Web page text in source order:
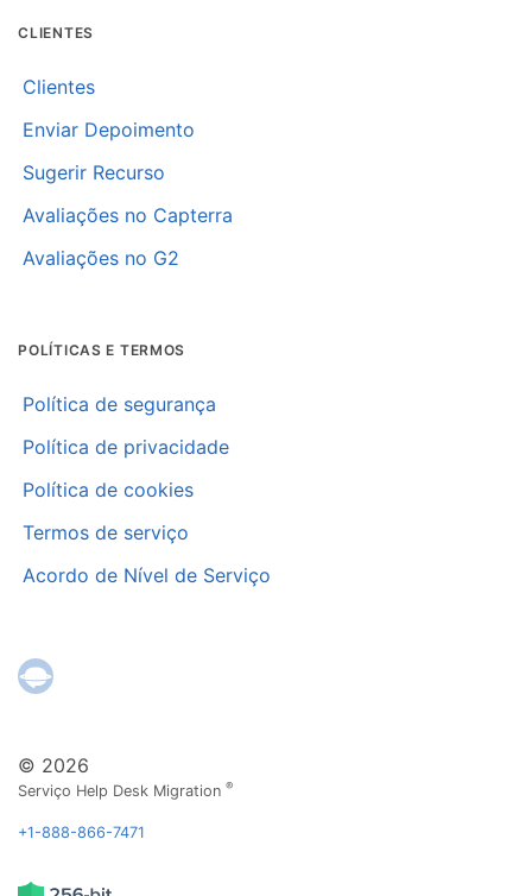
© 2026
Serviço Help Desk Migration®
+1-888-866-7471
CLIENTES
Clientes
Enviar Depoimento
Sugerir Recurso
Avaliações no Capterra
Avaliações no G2
POLÍTICAS E TERMOS
Política de segurança
Política de privacidade
Política de cookies
Termos de serviço
Acordo de Nível de Serviço